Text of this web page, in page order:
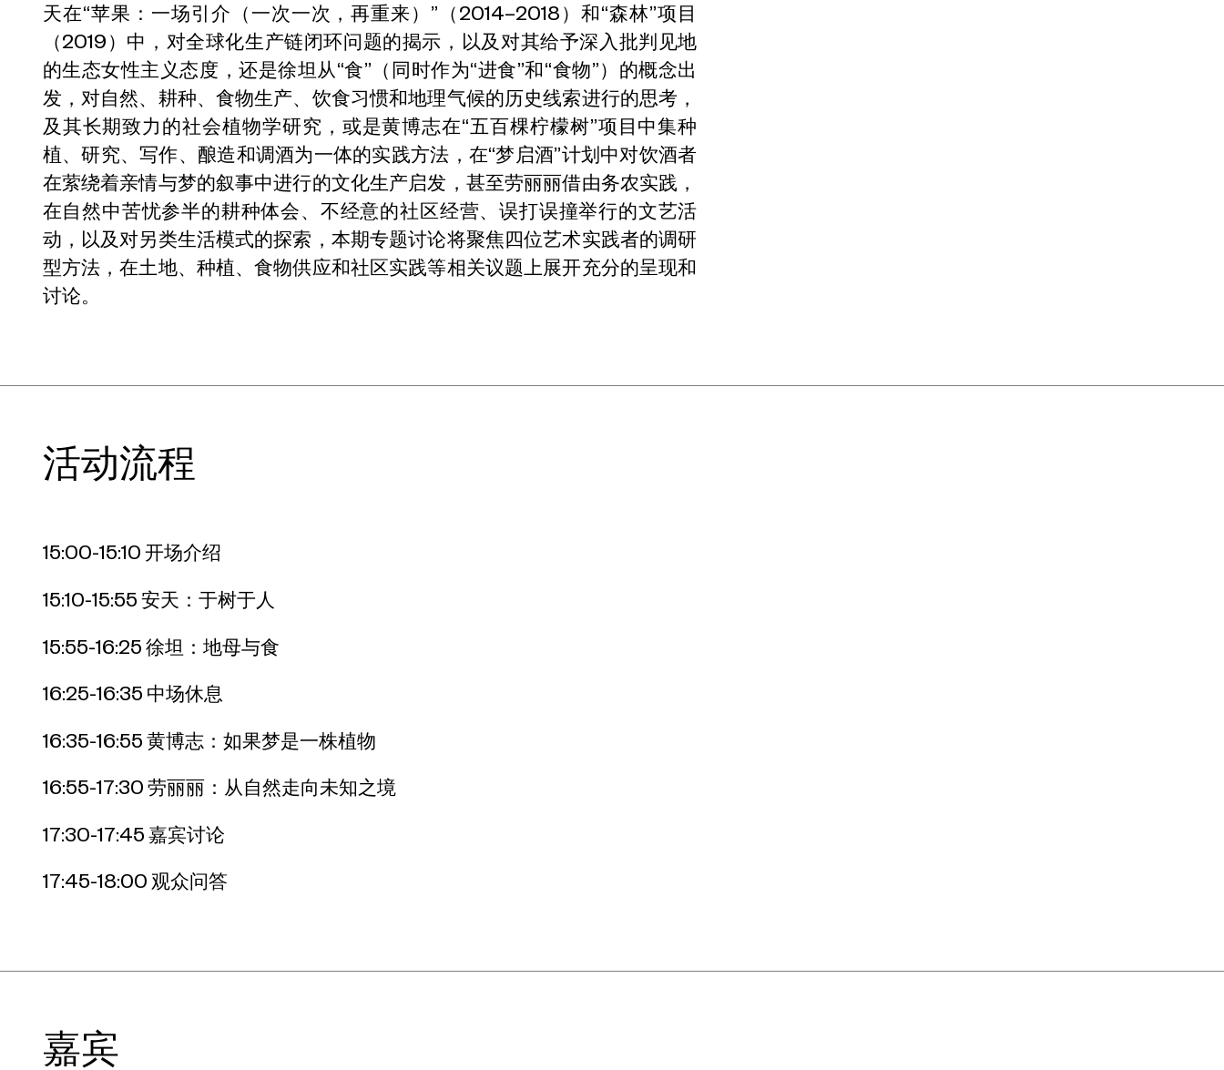
天在“苹果：一场引介（一次一次，再重来）”（2014–2018）和“森林”项目
（2019）中，对全球化生产链闭环问题的揭示，以及对其给予深入批判见地
的生态女性主义态度，还是徐坦从“食”（同时作为“进食”和“食物”）的概念出
发，对自然、耕种、食物生产、饮食习惯和地理气候的历史线索进行的思考，
及其长期致力的社会植物学研究，或是黄博志在“五百棵柠檬树”项目中集种
植、研究、写作、酿造和调酒为一体的实践方法，在“梦启酒”计划中对饮酒者
在萦绕着亲情与梦的叙事中进行的文化生产启发，甚至劳丽丽借由务农实践，
在自然中苦忧参半的耕种体会、不经意的社区经营、误打误撞举行的文艺活
动，以及对另类生活模式的探索，本期专题讨论将聚焦四位艺术实践者的调研
型方法，在土地、种植、食物供应和社区实践等相关议题上展开充分的呈现和
讨论。
活动流程
15:00-15:10 开场介绍
15:10-15:55 安天：于树于人
15:55-16:25 徐坦：地母与食
16:25-16:35 中场休息
16:35-16:55 黄博志：如果梦是一株植物
16:55-17:30 劳丽丽：从自然走向未知之境
17:30-17:45 嘉宾讨论
17:45-18:00 观众问答
嘉宾